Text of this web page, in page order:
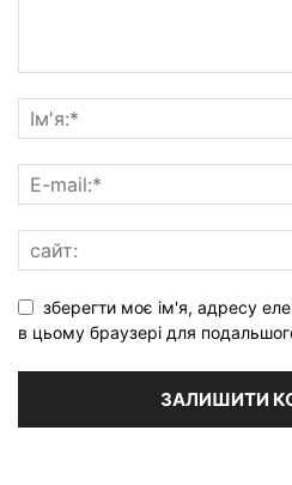
зберегти моє ім'я, адресу
в цьому браузері для